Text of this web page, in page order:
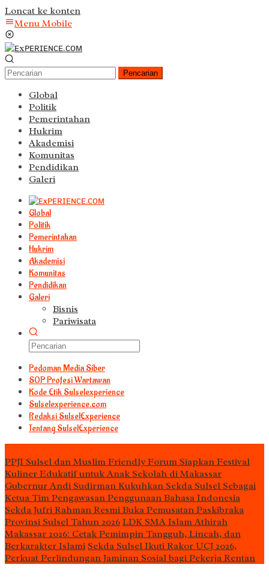
Loncat ke konten
Menu Mobile
Pencarian
Global
Politik
Pemerintahan
Hukrim
Akademisi
Komunitas
Pendidikan
Galeri
Global
Politik
Pemerintahan
Hukrim
Akademisi
Komunitas
Pendidikan
Galeri
Bisnis
Pariwisata
Pedoman Media Siber
S0P Profesi Wartawan
Kode Etik Sulselexperience
Sulselexperience.com
Redaksi SulselExperience
Tentang SulselExperience
PPJI Sulsel dan Muslim Friendly Forum Siapkan Festival
Kuliner Edukatif untuk Anak Sekolah di Makassar
Gubernur Andi Sudirman Kukuhkan Sekda Sulsel Sebagai
Ketua Tim Pengawasan Penggunaan Bahasa Indonesia
Sekda Jufri Rahman Resmi Buka Pemusatan Paskibraka
Provinsi Sulsel Tahun 2026 LDK SMA Islam Athirah
Makassar 2026: Cetak Pemimpin Tangguh, Lincah, dan
Berkarakter Islami Sekda Sulsel Ikuti Rakor UCJ 2026,
Perkuat Perlindungan Jaminan Sosial bagi Pekerja Rentan